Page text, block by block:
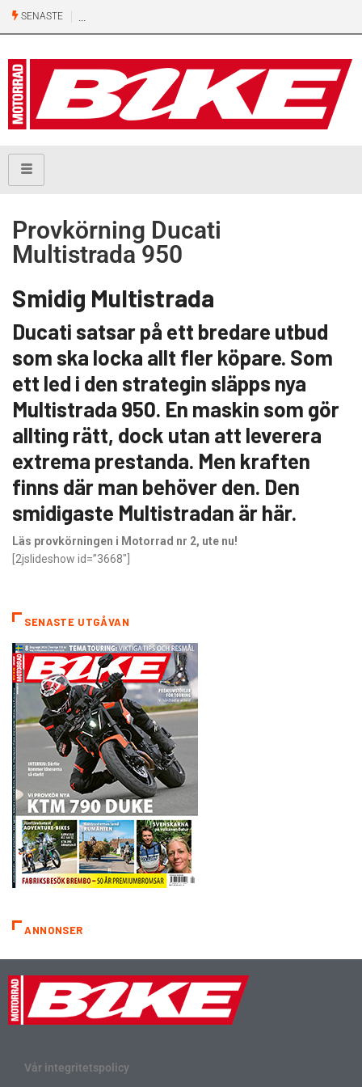
SENASTE
Provkörning Ducati
Multistrada 950
Smidig Multistrada
Ducati satsar på ett bredare utbud
som ska locka allt fler köpare. Som
ett led i den strategin släpps nya
Multistrada 950. En maskin som gör
allting rätt, dock utan att leverera
extrema ­prestanda. Men kraften
finns där man behöver den. Den
smidigaste Multistradan är här.
Läs provkörningen i Motorrad nr 2, ute nu!
[2jslideshow id=”3668″]
SENASTE UTGÅVAN
ANNONSER
Vår integritetspolicy